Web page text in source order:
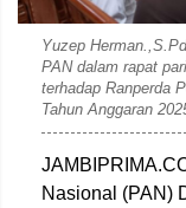
Yuzep
PAN dalam rapat
terhadap Ranperda
Tahun Anggaran
Nasional (PAN)